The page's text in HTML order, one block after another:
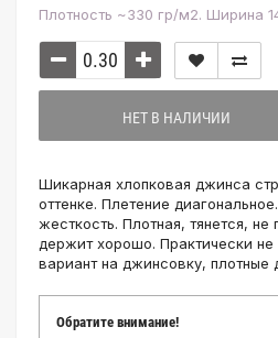
Плотность ~330 гр/м2. Ширина
НЕТ В НАЛИЧИИ
Шикарная хлопковая джинса
оттенке. Плетение
жесткость. Плотная, тянется,
держит хорошо. Практически не
вариант на джинсовку,
Обратите внимание!